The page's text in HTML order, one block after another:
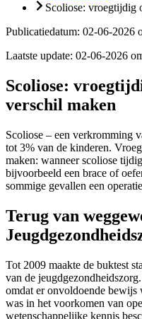
Scoliose: vroegtijdig
Publicatiedatum: 02-06-2026
Laatste update: 02-06-2026
Scoliose:
verschil maken
Scoliose – een verkromming
tot 3% van de kinderen.
maken: wanneer scoliose
bijvoorbeeld een brace of
sommige gevallen een
Terug van
Tot 2009 maakte de buktest
van de
omdat er onvoldoende bewijs
was in het voorkomen van
wetenschappelijke kennis